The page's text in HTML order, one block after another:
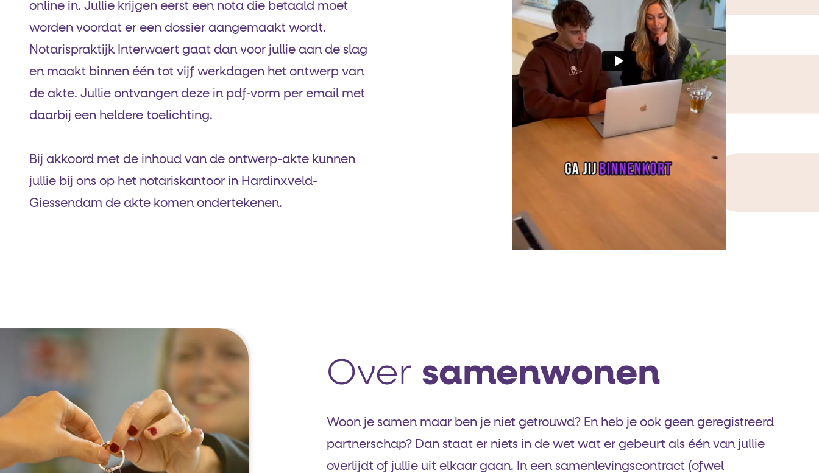
online in. Jullie krijgen eerst een nota die betaald moet
worden voordat er een dossier aangemaakt wordt.
Notarispraktijk Interwaert gaat dan voor jullie aan de slag
en maakt binnen één tot vijf werkdagen het ontwerp van
de akte. Jullie ontvangen deze in pdf-vorm per email met
daarbij een heldere toelichting.
Bij akkoord met de inhoud van de ontwerp-akte kunnen
jullie bij ons op het notariskantoor in Hardinxveld-
Giessendam de akte komen ondertekenen.
Over samenwonen
Woon je samen maar ben je niet getrouwd? En heb je ook geen geregistreerd
partnerschap? Dan staat er niets in de wet wat er gebeurt als één van jullie
overlijdt of jullie uit elkaar gaan. In een samenlevings­contract (ofwel